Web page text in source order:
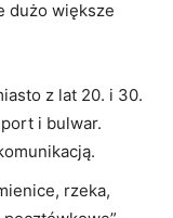
dużo większe
z lat 20. i 30.
i bulwar.
rzeka,